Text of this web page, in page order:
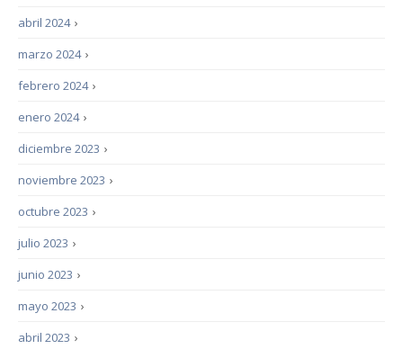
›
abril 2024
›
marzo 2024
›
febrero 2024
›
enero 2024
›
diciembre 2023
›
noviembre 2023
›
octubre 2023
›
julio 2023
›
junio 2023
›
mayo 2023
›
abril 2023